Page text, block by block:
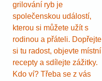
grilování ryb je
společenskou událostí,
kterou si můžete užít s
rodinou a přáteli. Dopřejte
si tu radost, objevte místní
recepty a sdílejte zážitky.
Kdo ví? Třeba se z vás